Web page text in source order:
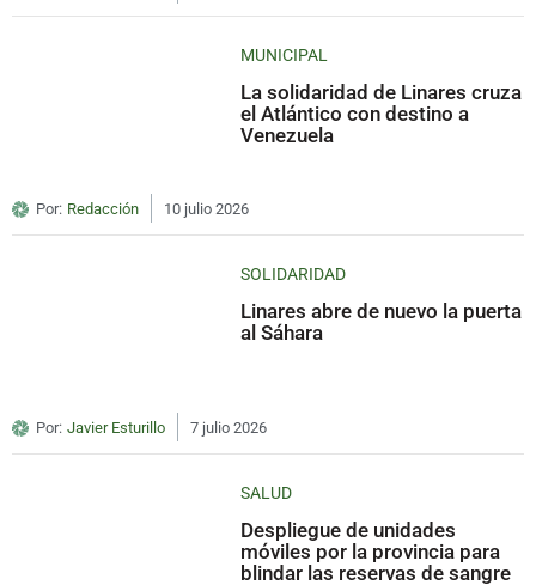
MUNICIPAL
La solidaridad de Linares cruza
el Atlántico con destino a
Venezuela
Por: Redacción 10 julio 2026
SOLIDARIDAD
Linares abre de nuevo la puerta
al Sáhara
Por: Javier Esturillo 7 julio 2026
SALUD
Despliegue de unidades
móviles por la provincia para
blindar las reservas de sangre